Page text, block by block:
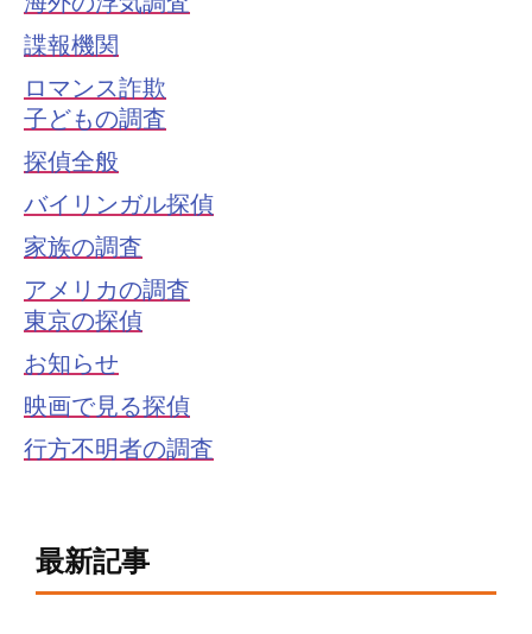
諜報機関
ロマンス詐欺
子どもの調査
探偵全般
バイリンガル探偵
家族の調査
アメリカの調査
東京の探偵
お知らせ
映画で見る探偵
行方不明者の調査
最新記事